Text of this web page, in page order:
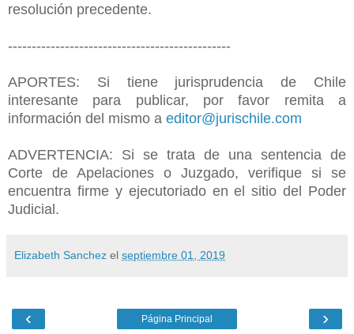
resolución precedente.
-----------------------------------------------
APORTES: Si tiene jurisprudencia de Chile
interesante para publicar, por favor remita a
información del mismo a editor@jurischile.com
ADVERTENCIA: Si se trata de una sentencia de
Corte de Apelaciones o Juzgado, verifique si se
encuentra firme y ejecutoriado en el sitio del Poder
Judicial.
Elizabeth Sanchez el septiembre 01, 2019
‹ ›
Página Principal